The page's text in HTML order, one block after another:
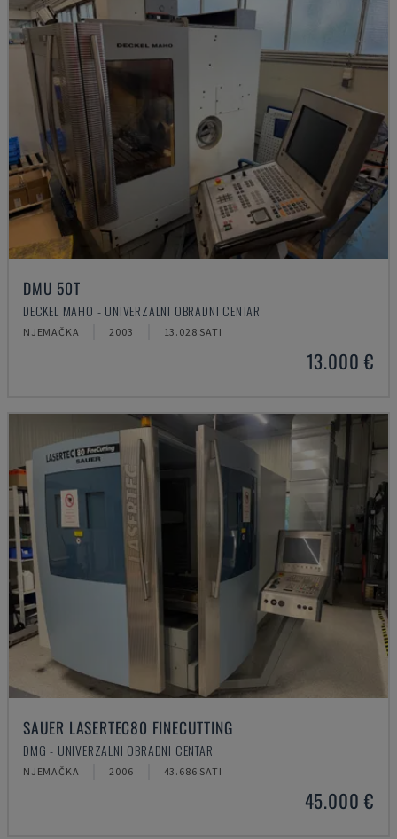
DMU 50T
DECKEL MAHO - UNIVERZALNI OBRADNI CENTAR
NJEMAČKA 2003 13.028 SATI
13.000 €
SAUER LASERTEC80 FINECUTTING
DMG - UNIVERZALNI OBRADNI CENTAR
NJEMAČKA 2006 43.686 SATI
45.000 €